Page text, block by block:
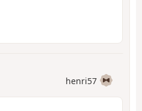
henri57